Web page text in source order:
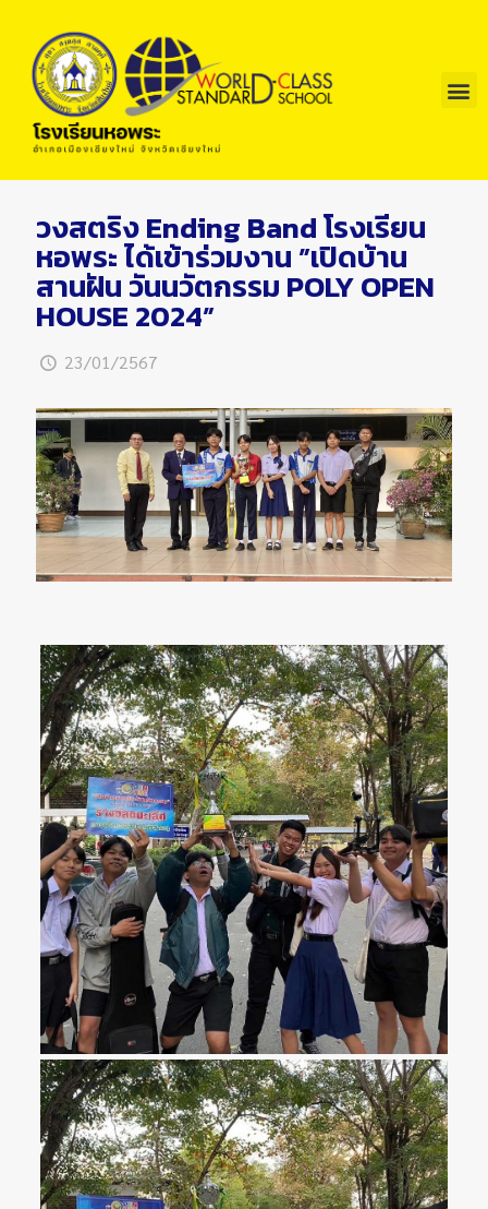
วงสตริง Ending Band โรงเรียน
หอพระ ได้เข้าร่วมงาน ”เปิดบ้าน
สานฝัน วันนวัตกรรม POLY OPEN
HOUSE 2024”
23/01/2567